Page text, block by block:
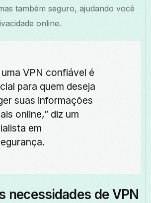
também seguro, ajudando você
online.
uma VPN confiável é
para quem deseja
suas informações
online,” diz um
em
necessidades de VPN